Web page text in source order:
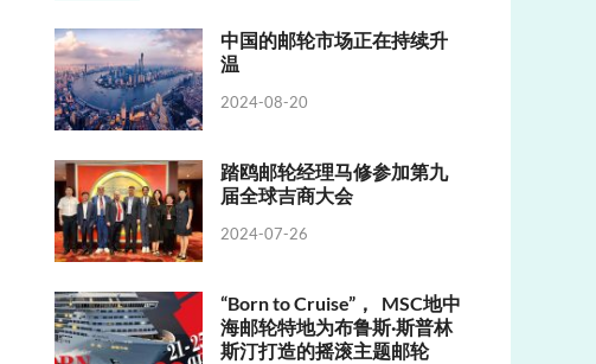
中国的邮轮市场正在持续升
温
2024-08-20
踏鸥邮轮经理马修参加第九
届全球吉商大会
2024-07-26
“Born to Cruise”， MSC地中
海邮轮特地为布鲁斯·斯普林
斯汀打造的摇滚主题邮轮